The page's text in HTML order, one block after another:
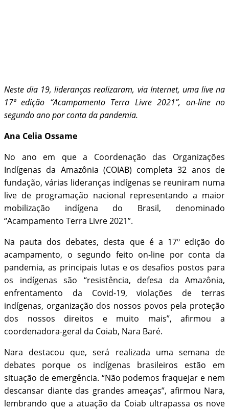
Neste dia 19, lideranças realizaram, via Internet, uma live na
17ª edição “Acampamento Terra Livre 2021”, on-line no
segundo ano por conta da pandemia.
Ana Celia Ossame
No ano em que a Coordenação das Organizações
Indígenas da Amazônia (COIAB) completa 32 anos de
fundação, várias lideranças indígenas se reuniram numa
live de programação nacional representando a maior
mobilização indígena do Brasil, denominado
“Acampamento Terra Livre 2021”.
Na pauta dos debates, desta que é a 17º edição do
acampamento, o segundo feito on-line por conta da
pandemia, as principais lutas e os desafios postos para
os indígenas são “resistência, defesa da Amazônia,
enfrentamento da Covid-19, violações de terras
indígenas, organização dos nossos povos pela proteção
dos nossos direitos e muito mais”, afirmou a
coordenadora-geral da Coiab, Nara Baré.
Nara destacou que, será realizada uma semana de
debates porque os indígenas brasileiros estão em
situação de emergência. “Não podemos fraquejar e nem
descansar diante das grandes ameaças”, afirmou Nara,
lembrando que a atuação da Coiab ultrapassa os nove